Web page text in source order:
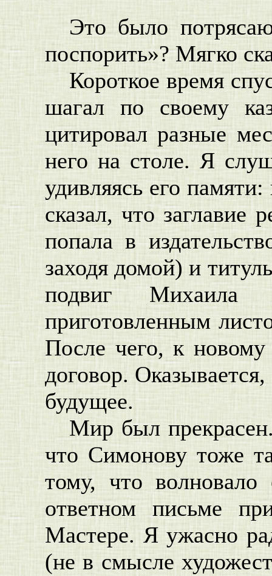
Это было
поспорить»? Мягко
Короткое время
шагал по своему
цитировал разные
него на столе. Я
удивляясь его
сказал, что заглавие
попала в
заходя домой) и
подвиг Михаила
приготовленным
После чего, к
договор.
будущее.
Мир был
что Симонову тоже
тому, что
ответном письме
Мастере. Я ужасно
(не в смысле